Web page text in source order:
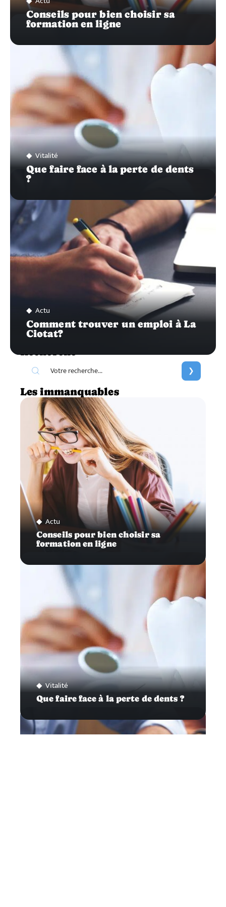
Conseils pour bien choisir sa
formation en ligne
Vitalité
Que faire face à la perte de dents
?
Actu
Comment trouver un emploi à La
Ciotat?
Les immanquables
Actu
Conseils pour bien choisir sa
formation en ligne
Vitalité
Que faire face à la perte de dents ?